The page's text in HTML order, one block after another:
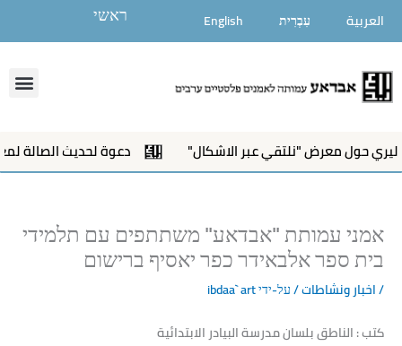
العربية עִבְרִית English ראשי
الاشكال" دعوة لحديث الصالة لمعرض"نلتقي عبر الاشكال"
אמני עמותת "אבדאע" משתתפים עם תלמידי
בית ספר אלבאידר כפר יאסיף ברישום
/اخبار ونشاطات/ על-ידיibdaa` art
كتب : الناطق بلسان مدرسة البيادر الابتدائية